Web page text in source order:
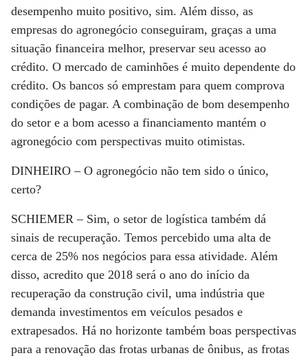
desempenho muito positivo, sim. Além disso, as
empresas do agronegócio conseguiram, graças a uma
situação financeira melhor, preservar seu acesso ao
crédito. O mercado de caminhões é muito dependente do
crédito. Os bancos só emprestam para quem comprova
condições de pagar. A combinação de bom desempenho
do setor e a bom acesso a financiamento mantém o
agronegócio com perspectivas muito otimistas.
DINHEIRO –O agronegócio não tem sido o único,
certo?
SCHIEMER –Sim, o setor de logística também dá
sinais de recuperação. Temos percebido uma alta de
cerca de 25% nos negócios para essa atividade. Além
disso, acredito que 2018 será o ano do início da
recuperação da construção civil, uma indústria que
demanda investimentos em veículos pesados e
extrapesados. Há no horizonte também boas perspectivas
para a renovação das frotas urbanas de ônibus, as frotas